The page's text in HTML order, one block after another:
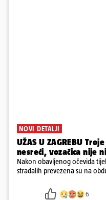
NOVI DETALJI
UŽAS U ZAGREBU
nesreći, vozačica nije
Nakon obavljenog očevida
stradalih prevezena su na
policija nastavlja
6